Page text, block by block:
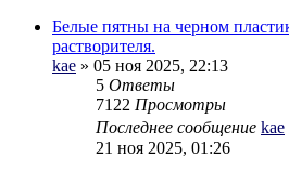
Белые пятны на черном
растворителя.
kae » 05 ноя 2025, 22:13
5 Ответы
7122 Просмотры
Последнее сообщение kae
21 ноя 2025, 01:26